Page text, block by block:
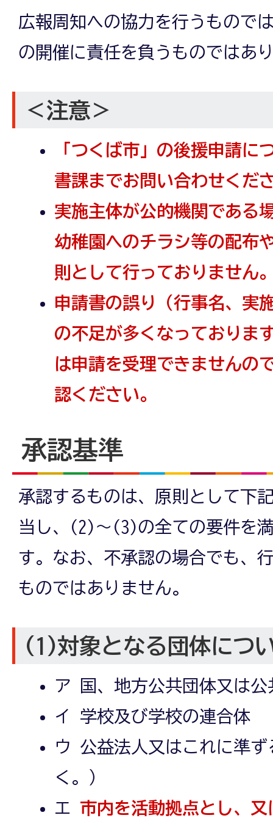
広報周知への協力を行うもので
の開催に責任を負うものではあ
＜注意＞
「つくば市」の後援申請に
書課までお問い合わせくだ
実施主体が公的機関である
幼稚園へのチラシ等の配布
則として行っておりません
申請書の誤り（行事名、実
の不足が多くなっておりま
は申請を受理できませんの
認ください。
承認基準
承認するものは、原則として下
当し、(2)～(3)の全ての要件を
す。なお、不承認の場合でも、
ものではありません。
(1)対象となる団体につ
ア 国、地方公共団体又は公
イ 学校及び学校の連合体
ウ 公益法人又はこれに準
く。）
エ 市内を活動拠点とし、